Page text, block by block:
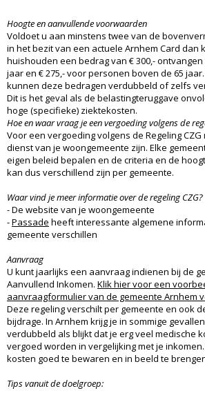
Hoogte en aanvullende voorwaarden
Voldoet u aan minstens twee van de
in het bezit van een actuele Arnhem Card dan
huishouden een bedrag van € 300,-
jaar en € 275,- voor personen boven de 65
kunnen deze bedragen verdubbeld of zelfs
Dit is het geval als de belastingteruggave
hoge (specifieke) ziektekosten.
Hoe en waar vraag je een vergoeding volgens de
Voor een vergoeding volgens de Regeling
dienst van je woongemeente zijn. Elke
eigen beleid bepalen en de criteria en de
kan dus verschillend zijn per gemeente.
Waar vind je meer informatie over de regeling CZG?
- De website van je woongemeente
-Passade heeft interessante algemene
gemeente verschillen
Aanvraag
U kunt jaarlijks een aanvraag indienen bij de
Aanvullend Inkomen. Klik hier voor een
aanvraagformulier van de gemeente Arnhem
Deze regeling verschilt per gemeente en ook
bijdrage. In Arnhem krijg je in sommige
verdubbeld als blijkt dat je erg veel medische
vergoed worden in vergelijking met je
kosten goed te bewaren en in beeld te
Tips vanuit de doelgroep: